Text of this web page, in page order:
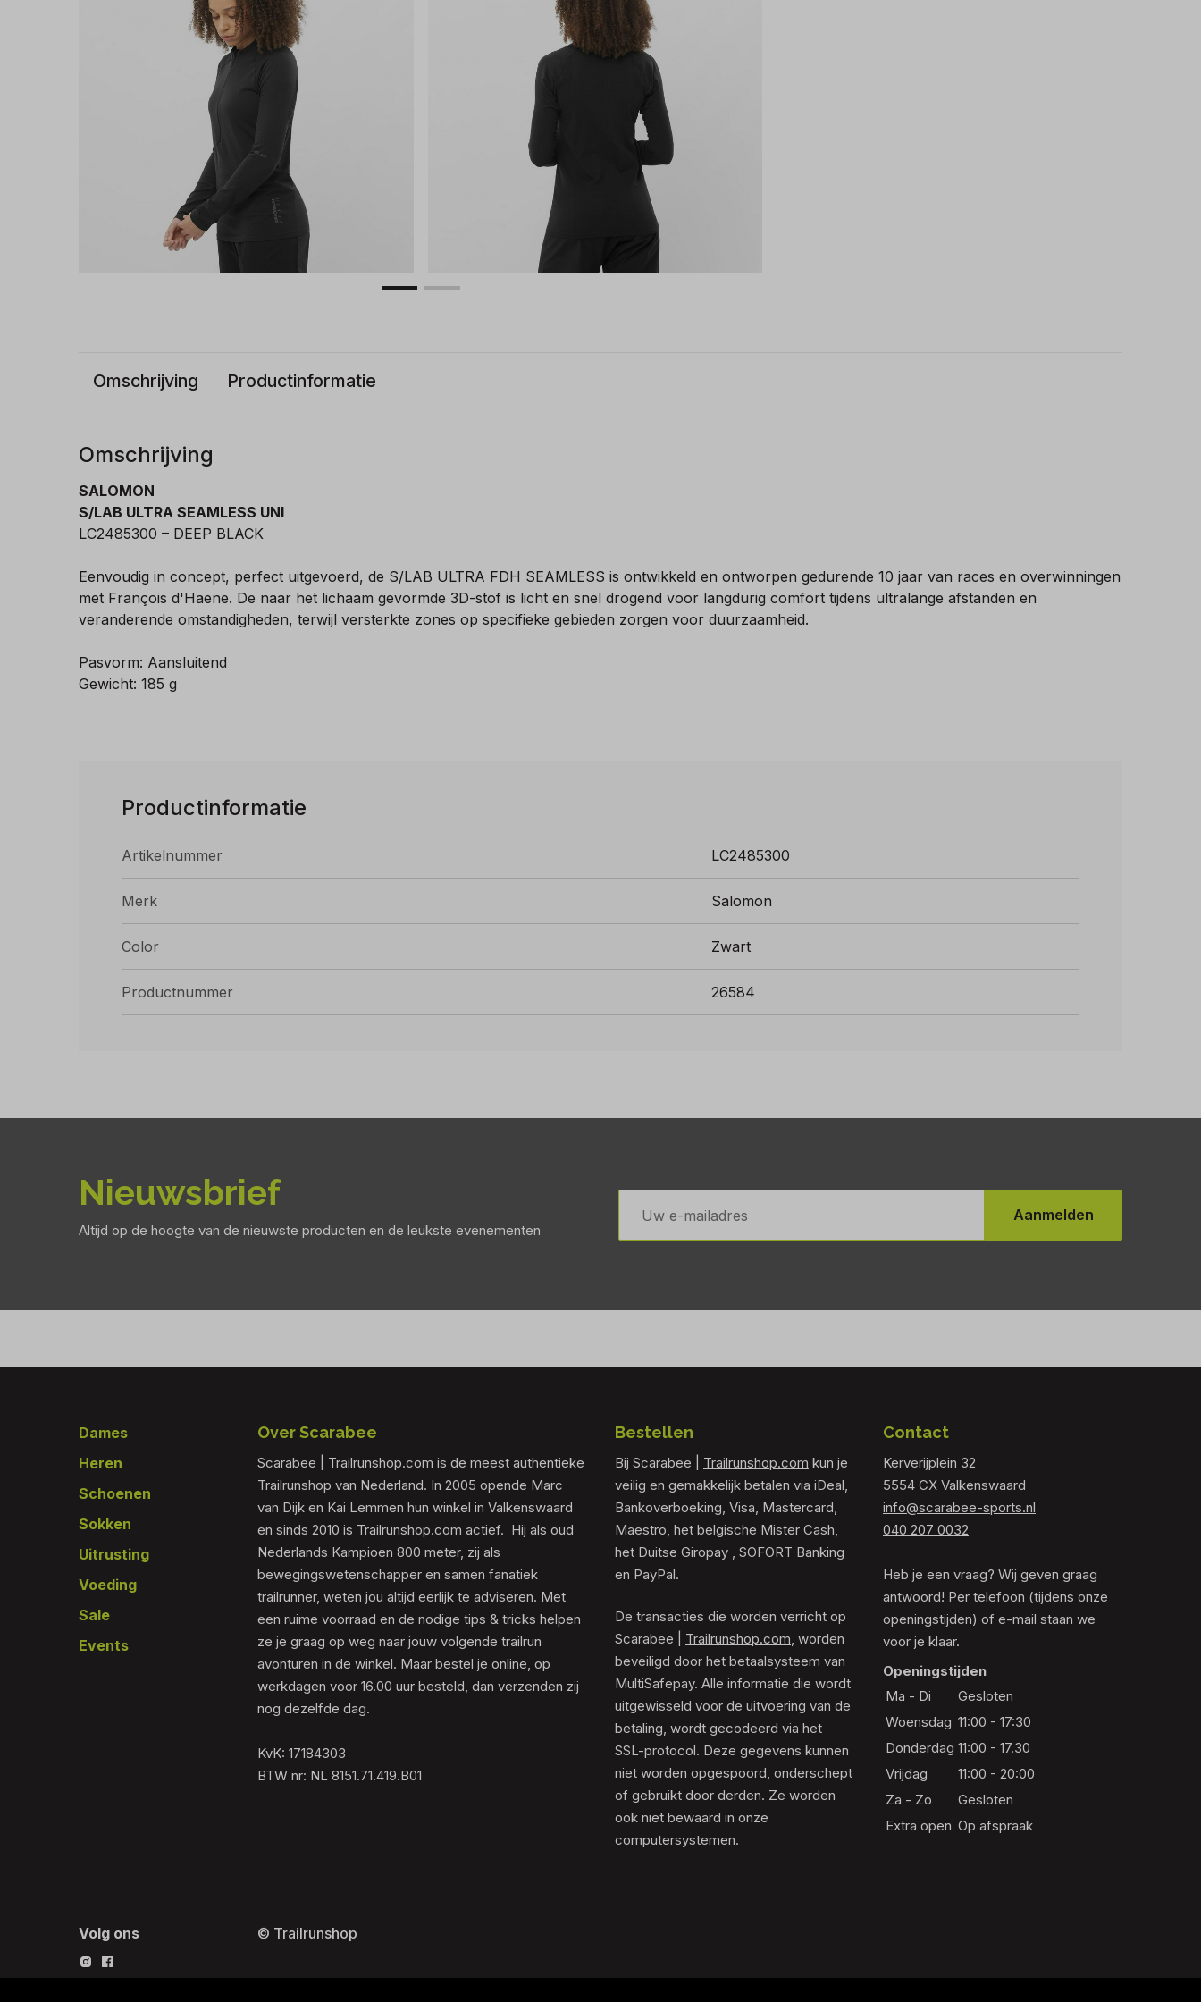
Omschrijving Productinformatie
Omschrijving
SALOMON
S/LAB ULTRA SEAMLESS UNI
LC2485300 – DEEP BLACK
Eenvoudig in concept, perfect uitgevoerd, de S/LAB ULTRA FDH SEAMLESS is ontwikkeld en ontworpen gedurende 10 jaar van races en overwinningen
met François d'Haene. De naar het lichaam gevormde 3D-stof is licht en snel drogend voor langdurig comfort tijdens ultralange afstanden en
veranderende omstandigheden, terwijl versterkte zones op specifieke gebieden zorgen voor duurzaamheid.
Pasvorm: Aansluitend
Gewicht: 185 g
Productinformatie
Artikelnummer LC2485300
Merk Salomon
Color Zwart
Productnummer 26584
Nieuwsbrief
Altijd op de hoogte van de nieuwste producten en de leukste evenementen
E-
mailadres
Aanmelden
Footer
Dames
Heren
Schoenen
Sokken
Uitrusting
Voeding
Sale
Events
Over Scarabee
Scarabee | Trailrunshop.com is de meest authentieke
Trailrunshop van Nederland. In 2005 opende Marc
van Dijk en Kai Lemmen hun winkel in Valkenswaard
en sinds 2010 is Trailrunshop.com actief. Hij als oud
Nederlands Kampioen 800 meter, zij als
bewegingswetenschapper en samen fanatiek
trailrunner, weten jou altijd eerlijk te adviseren. Met
een ruime voorraad en de nodige tips & tricks helpen
ze je graag op weg naar jouw volgende trailrun
avonturen in de winkel. Maar bestel je online, op
werkdagen voor 16.00 uur besteld, dan verzenden zij
nog dezelfde dag.
KvK: 17184303
BTW nr: NL 8151.71.419.B01
Bestellen
Bij Scarabee | Trailrunshop.com kun je
veilig en gemakkelijk betalen via iDeal,
Bankoverboeking, Visa, Mastercard,
Maestro, het belgische Mister Cash,
het Duitse Giropay , SOFORT Banking
en PayPal.
De transacties die worden verricht op
Scarabee | Trailrunshop.com, worden
beveiligd door het betaalsysteem van
MultiSafepay. Alle informatie die wordt
uitgewisseld voor de uitvoering van de
betaling, wordt gecodeerd via het
SSL-protocol. Deze gegevens kunnen
niet worden opgespoord, onderschept
of gebruikt door derden. Ze worden
ook niet bewaard in onze
computersystemen.
Contact
Kerverijplein 32
5554 CX Valkenswaard
info@scarabee-sports.nl
040 207 0032
Heb je een vraag? Wij geven graag
antwoord! Per telefoon (tijdens onze
openingstijden) of e-mail staan we
voor je klaar.
Openingstijden
Ma - Di
Gesloten
Woensdag 11:00 - 17:30
Donderdag 11:00 - 17.30
Vrijdag
11:00 - 20:00
Za - Zo
Gesloten
Extra open Op afspraak
Volg ons © Trailrunshop